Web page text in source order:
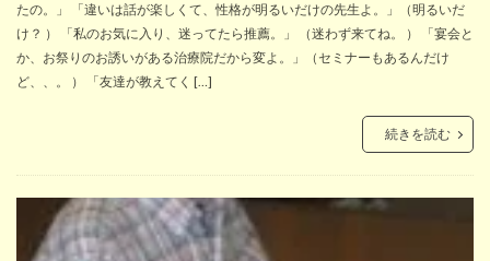
たの。」 「違いは話が楽しくて、性格が明るいだけの先生よ。」（明るいだ
け？ ） 「私のお気に入り、迷ってたら推薦。」 （迷わず来てね。 ） 「宴会と
か、お祭りのお誘いがある治療院だから変よ。」（セミナーもあるんだけ
ど、、。 ） 「友達が教えてく […]
続きを読む